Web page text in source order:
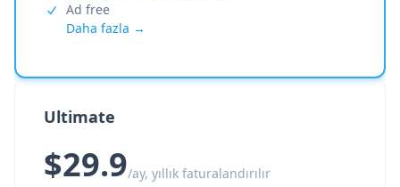
Ad free
Daha fazla →
Ultimate
$29.9/ay, yıllık faturalandırılır